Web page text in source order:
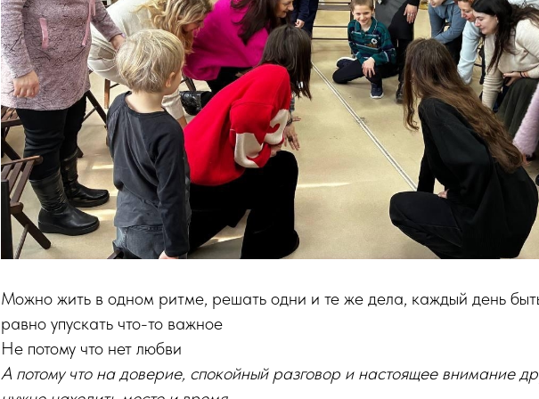
Можно жить в одном ритме, решать одни и те же дела, каждый день
равно упускать что-то важное
Не потому что нет любви
А потому что на доверие, спокойный разговор и настоящее внимание